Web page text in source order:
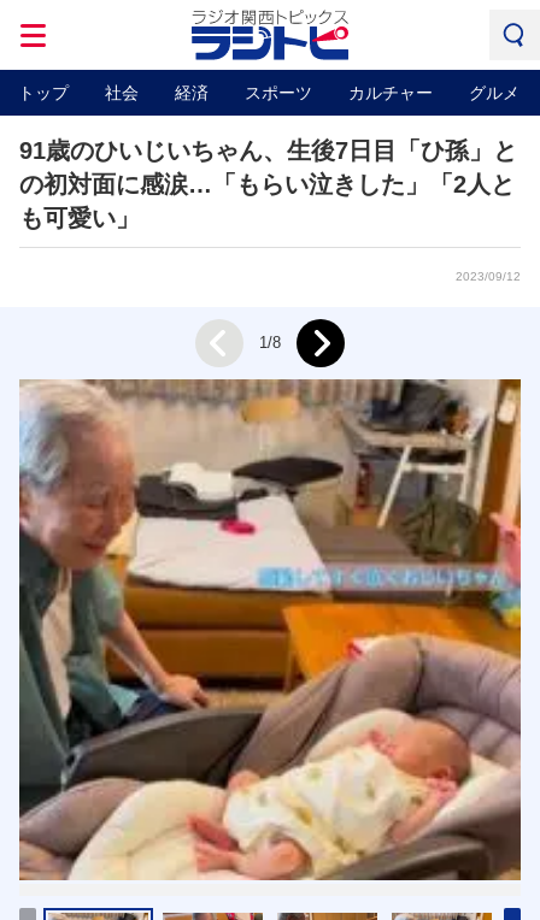
トップ 社会 経済 スポーツ カルチャー グルメ
91歳のひいじいちゃん、生後7日目「ひ孫」と
の初対面に感涙…「もらい泣きした」「2人と
も可愛い」
2023/09/12
Prev 1/8 Next